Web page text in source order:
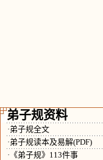
弟子规资料
·弟子规全文
·弟子规读本及易解(PDF)
·《弟子规》113件事